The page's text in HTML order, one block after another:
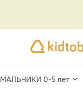
МАЛЬЧИКИ 0-5 лет